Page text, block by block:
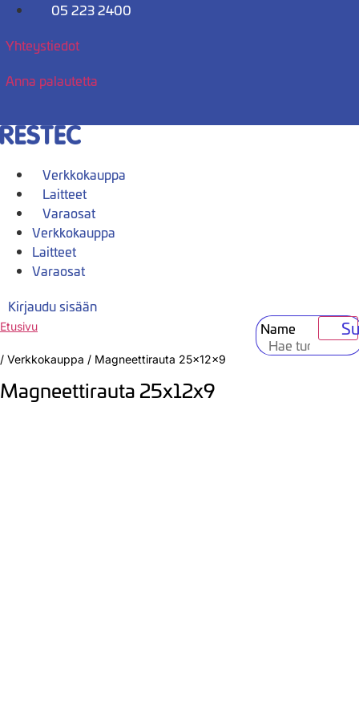
Mene
05 223 2400
Yhteystiedot
Anna palautetta
Verkkokauppa
Laitteet
Varaosat
Verkkokauppa
Laitteet
Varaosat
Kirjaudu sisään
Name
Etusivu
/ Verkkokauppa / Magneettirauta 25x12x9
Magneettirauta 25x12x9